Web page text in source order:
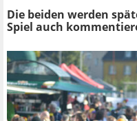
Die beiden werden
Spiel auch